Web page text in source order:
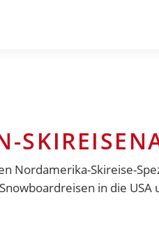
Nordamerika-Skireise-
in die USA